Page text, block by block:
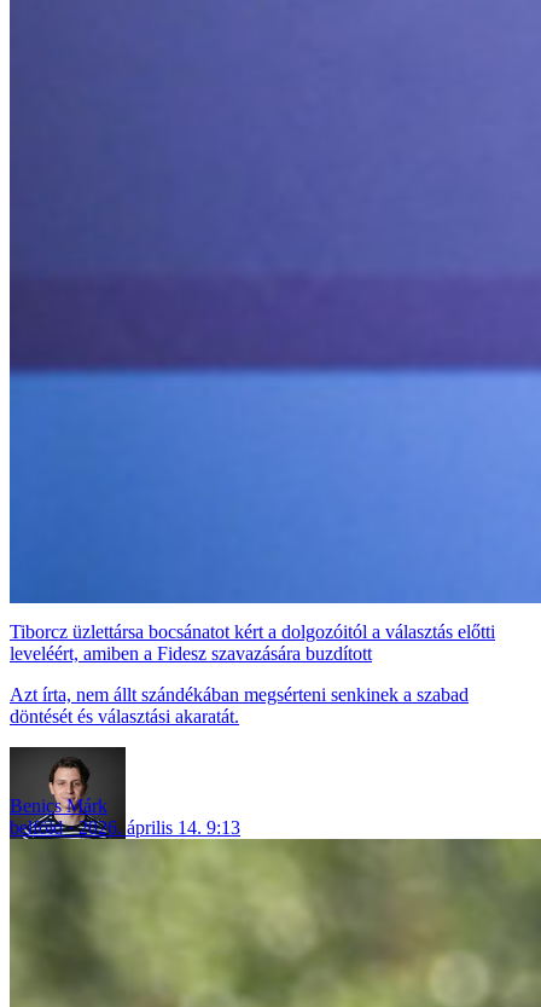
Tiborcz üzlettársa bocsánatot kért a dolgozóitól a választás előtti
leveléért, amiben a Fidesz szavazására buzdított
Azt írta, nem állt szándékában megsérteni senkinek a szabad
döntését és választási akaratát.
Benics Márk
belföld
2026. április 14. 9:13